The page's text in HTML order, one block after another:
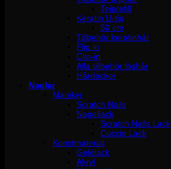
Tejprefill
Keratin U-tip
50 cm
Tillbehör keratinhår
Flip in
Clip-in
Alla tillbehör löshår
Hårdockor
Naglar
Manikyr
Scratch Nails
Nagellack
Scratch Nails Lack
Cuccio Lack
Konstmaterial
Gelélack
Akryl